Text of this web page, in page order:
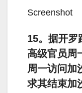
Screenshot
15。据开罗
高级官员周
周一访问加
求其结束加